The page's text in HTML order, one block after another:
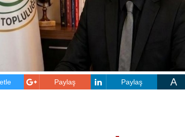
Paylaş Paylaş A